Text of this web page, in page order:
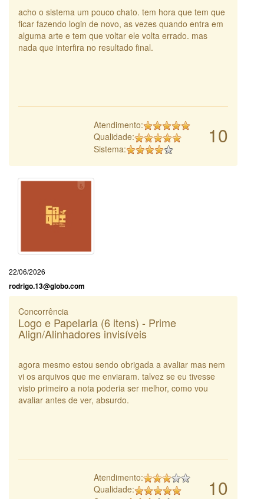
acho o sistema um pouco chato. tem hora que tem que
ficar fazendo login de novo, as vezes quando entra em
alguma arte e tem que voltar ele volta errado. mas
nada que interfira no resultado final.
10
Atendimento:
Qualidade:
Sistema:
22/06/2026
rodrigo.13@globo.com
Concorrência
Logo e Papelaria (6 itens) - Prime
Align/Alinhadores invisíveis
agora mesmo estou sendo obrigada a avaliar mas nem
vi os arquivos que me enviaram. talvez se eu tivesse
visto primeiro a nota poderia ser melhor, como vou
avaliar antes de ver, absurdo.
10
Atendimento:
Qualidade: